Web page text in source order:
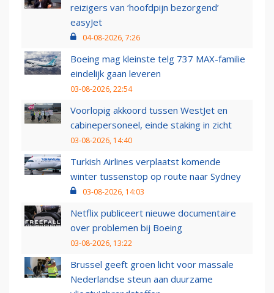
reizigers van ‘hoofdpijn bezorgend’
easyJet
04-08-2026, 7:26
Boeing mag kleinste telg 737 MAX-familie
eindelijk gaan leveren
03-08-2026, 22:54
Voorlopig akkoord tussen WestJet en
cabinepersoneel, einde staking in zicht
03-08-2026, 14:40
Turkish Airlines verplaatst komende
winter tussenstop op route naar Sydney
03-08-2026, 14:03
Netflix publiceert nieuwe documentaire
over problemen bij Boeing
03-08-2026, 13:22
Brussel geeft groen licht voor massale
Nederlandse steun aan duurzame